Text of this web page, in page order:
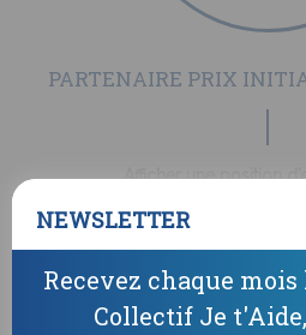
PARTENAIRE PRIX
Afficher une position
NEWSLETTER
Recevez chaque
Collectif Je